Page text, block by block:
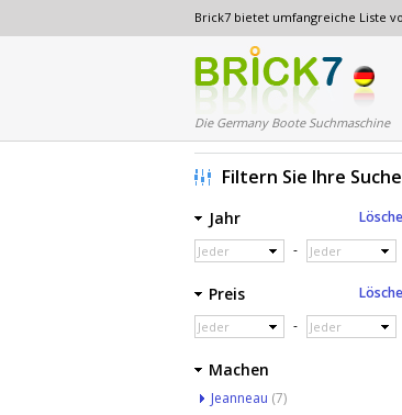
Brick7 bietet umfangreiche Liste
Die Germany Boote Suchmaschine
Filtern Sie Ihre Suche
Jahr
Jeder - Jeder
Preis
Jeder - Jeder
Machen
Jeanneau (7)